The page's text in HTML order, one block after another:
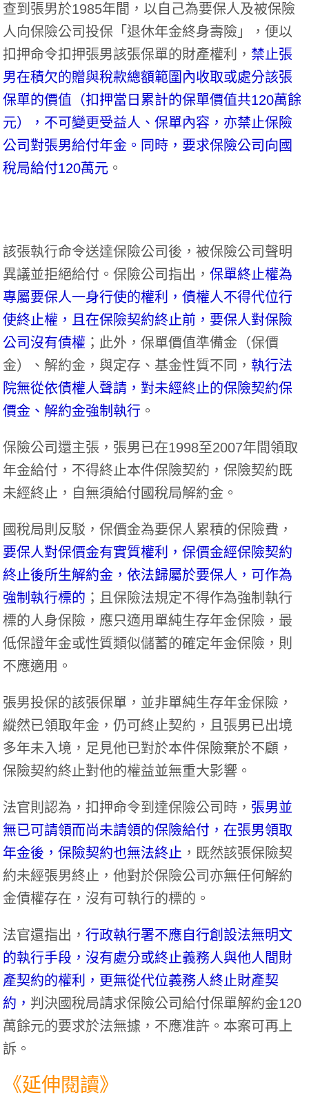
查到張男於1985年間，以自己為要保人及被保險
人向保險公司投保「退休年金終身壽險」，便以
扣押命令扣押張男該張保單的財產權利， 禁止張
男在積欠的贈與稅款總額範圍內收取或處分該張
保單的價值（扣押當日累計的保單價值共120萬餘
元），不可變更受益人、保單內容，亦禁止保險
公司對張男給付年金。同時，要求保險公司向國
稅局給付120萬元 。
該張執行命令送達保險公司後，被保險公司聲明
異議並拒絕給付。保險公司指出，保單終止權為
專屬要保人一身行使的權利，債權人不得代位行
使終止權，且在保險契約終止前，要保人對保險
公司沒有債權 ；此外，保單價值準備金（保價
金）、解約金，與定存、基金性質不同， 執行法
院無從依債權人聲請，對未經終止的保險契約保
價金、解約金強制執行 。
保險公司還主張，張男已在1998至2007年間領取
年金給付，不得終止本件保險契約，保險契約既
未經終止，自無須給付國稅局解約金。
國稅局則反駁，保價金為要保人累積的保險費，
要保人對保價金有實質權利，保價金經保險契約
終止後所生解約金，依法歸屬於要保人，可作為
強制執行標的 ；且保險法規定不得作為強制執行
標的人身保險，應只適用單純生存年金保險，最
低保證年金或性質類似儲蓄的確定年金保險，則
不應適用。
張男投保的該張保單，並非單純生存年金保險，
縱然已領取年金，仍可終止契約，且張男已出境
多年未入境，足見他已對於本件保險棄於不顧，
保險契約終止對他的權益並無重大影響。
法官則認為，扣押命令到達保險公司時， 張男並
無已可請領而尚未請領的保險給付，在張男領取
年金後，保險契約也無法終止 ，既然該張保險契
約未經張男終止，他對於保險公司亦無任何解約
金債權存在，沒有可執行的標的。
法官還指出，行政執行署不應自行創設法無明文
的執行手段，沒有處分或終止義務人與他人間財
產契約的權利，更無從代位義務人終止財產契
約， 判決國稅局請求保險公司給付保單解約金120
萬餘元的要求於法無據，不應准許。本案可再上
訴。
《延伸閱讀》